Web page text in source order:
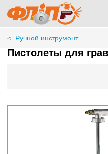
< Ручной инструмент
Пистолеты для